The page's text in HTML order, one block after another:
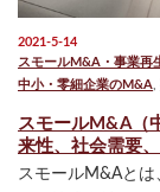
2021-5-14
スモールM&A・事業再
中小・零細企業のM&A
スモールM&A（
来性、社会需要
スモールM&Aと